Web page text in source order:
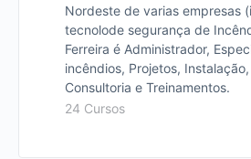
Nordeste de varias empresas
tecnolode segurança de
Ferreira é Administrador,
incêndios, Projetos,
Consultoria e Treinamentos.
24 Cursos